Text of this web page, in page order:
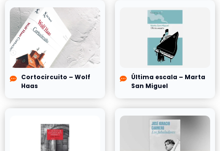
Cortocircuito – Wolf
Haas
Última escala – Marta
San Miguel